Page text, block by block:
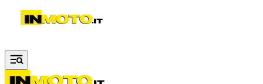
Vai al contenuto principale